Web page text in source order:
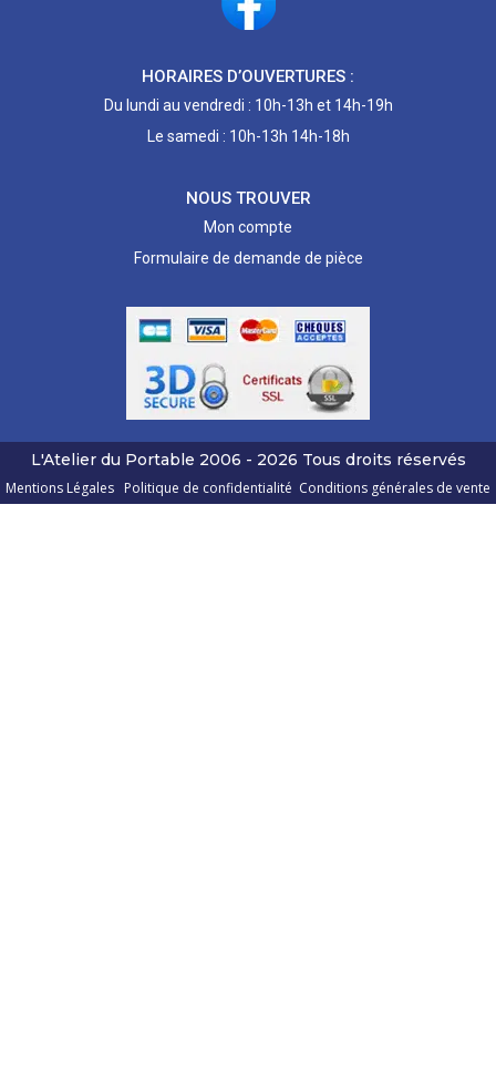
HORAIRES D’OUVERTURES :
Du lundi au vendredi : 10h-13h et 14h-19h
Le samedi : 10h-13h 14h-18h
NOUS TROUVER
Mon compte
Formulaire de demande de pièce
L'Atelier du Portable 2006 - 2026 Tous droits réservés
Mentions Légales Politique de confidentialité Conditions générales de vente